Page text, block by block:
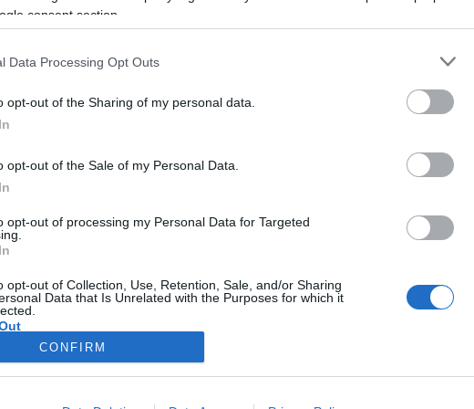
consent section.
Data Processing Opt Outs
opt-out of the Sharing of my personal data.
opt-out of the Sale of my Personal Data.
opt-out of processing my Personal Data for Targeted
opt-out of Collection, Use, Retention, Sale, and/or Sharing
Data that Is Unrelated with the Purposes for which it
CONFIRM
emberek pedig tudvalevően
akik okosabbak akarnak
– fogalmazta az 1954.
konzervativizmus
nevéhez olyan művek
a Fenn és lenn, Az első
rege, az Álomország, a
a Magdaléna két élete.
többek között, hogy „Legszentebb
dolog a barátság, többet ér, mint minden